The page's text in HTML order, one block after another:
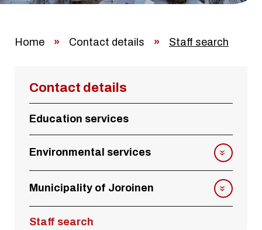
Home » Contact details » Staff search
Contact details
Education services
Environmental services
Municipality of Joroinen
Staff search